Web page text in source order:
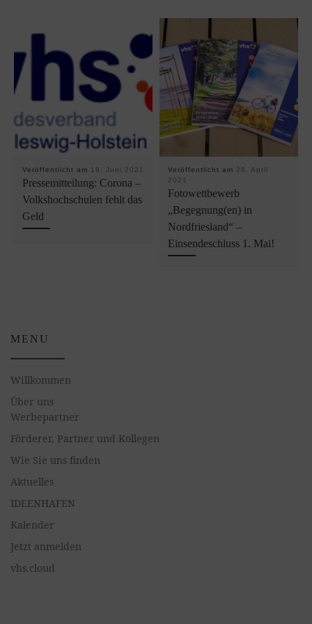
Veröffentlicht am 19. Juni 2021
Pressemitteilung: Corona –
Volkshochschulen fehlt das
Geld
Veröffentlicht am 26. April
2021
Fotowettbewerb
„Begegnung(en) in
Nordfriesland“ –
Einsendeschluss 1. Mai!
MENU
Willkommen
Über uns
Werbepartner
Förderer, Partner und Kollegen
Wie Sie uns finden
Aktuelles
IDEENHAFEN
Kalender
Jetzt anmelden
vhs.cloud